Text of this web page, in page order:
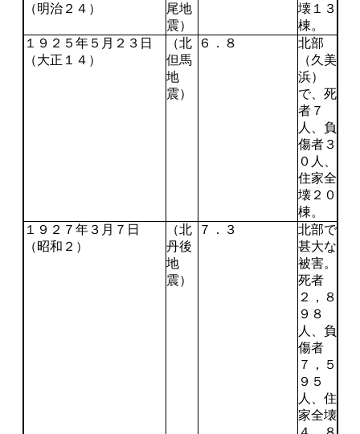
（明治２４）
尾地
震）
壊１３
棟。
１９２５年５月２３日
（大正１４）
（北
但馬
地
震）
６．８
北部
（久美
浜）
で、死
者７
人、負
傷者３
０人、
住家全
壊２０
棟。
１９２７年３月７日
（昭和２）
（北
丹後
地
震）
７．３
北部で
甚大な
被害。
死者
２，８
９８
人、負
傷者
７，５
９５
人、住
家全壊